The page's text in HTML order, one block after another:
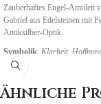
Zauberhaftes Engel-Amulett
Gabriel aus Edelsteinen mit
Antiksilber-Optik.
Symbolik: Klarheit,
Ähnliche